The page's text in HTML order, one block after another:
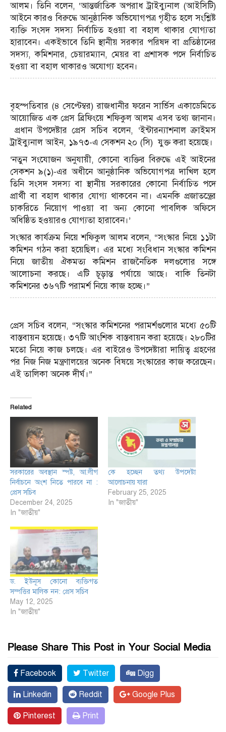
আলম। তিনি বলেন, ‘আন্তর্জাতিক অপরাধ ট্রাইব্যুনাল (আইসিটি)
আইনে কারও বিরুদ্ধে আনুষ্ঠানিক অভিযোগপত্র গৃহীত হলে সংশ্লিষ্ট
ব্যক্তি সংসদ সদস্য নির্বাচিত হওয়া বা বহাল থাকার যোগ্যতা
হারাবেন। একইভাবে তিনি স্থানীয় সরকার পরিষদ বা প্রতিষ্ঠানের
সদস্য, কমিশনার, চেয়ারম্যান, মেয়র বা প্রশাসক পদে নির্বাচিত
হওয়া বা বহাল থাকারও অযোগ্য হবেন।
বৃহস্পতিবার (৪ সেপ্টেম্বর) রাজধানীর ফরেন সার্ভিস একাডেমিতে
আয়োজিত এক প্রেস ব্রিফিংয়ে শফিকুল আলম এসব তথ্য জানান।
প্রধান উপদেষ্টার প্রেস সচিব বলেন, ‘ইন্টারন্যাশনাল ক্রাইমস
ট্রাইব্যুনাল আইন, ১৯৭৩-এ সেকশন ২০ (সি) যুক্ত করা হয়েছে।
‘নতুন সংযোজন অনুযায়ী, কোনো ব্যক্তির বিরুদ্ধে এই আইনের
সেকশন ৯(১)-এর অধীনে আনুষ্ঠানিক অভিযোগপত্র দাখিল হলে
তিনি সংসদ সদস্য বা স্থানীয় সরকারের কোনো নির্বাচিত পদে
প্রার্থী বা বহাল থাকার যোগ্য থাকবেন না। এমনকি প্রজাতন্ত্রের
চাকরিতে নিয়োগ পাওয়া বা অন্য কোনো পাবলিক অফিসে
অধিষ্ঠিত হওয়ারও যোগ্যতা হারাবেন।’
সংস্কার কার্যক্রম নিয়ে শফিকুল আলম বলেন, “সংস্কার নিয়ে ১১টা
কমিশন গঠন করা হয়েছিল। এর মধ্যে সংবিধান সংস্কার কমিশন
নিয়ে জাতীয় ঐকমত্য কমিশন রাজনৈতিক দলগুলোর সঙ্গে
আলোচনা করছে। এটি চূড়ান্ত পর্যায়ে আছে। বাকি তিনটা
কমিশনের ৩৬৭টি পরামর্শ নিয়ে কাজ হচ্ছে।”
প্রেস সচিব বলেন, “সংস্কার কমিশনের পরামর্শগুলোর মধ্যে ৫০টি
বাস্তবায়ন হয়েছে। ৩৭টি আংশিক বাস্তবায়ন করা হয়েছে। ২৮০টির
মতো নিয়ে কাজ চলছে। এর বাইরেও উপদেষ্টারা দায়িত্ব গ্রহণের
পর নিজ নিজ মন্ত্রণালয়ের অনেক বিষয়ে সংস্কারের কাজ করেছেন।
এই তালিকা অনেক দীর্ঘ।”
Related
সরকারের অবস্থান স্পষ্ট, আ.লীগ
নির্বাচনে অংশ নিতে পারবে না :
প্রেস সচিব
December 24, 2025
In "জাতীয়"
কে হচ্ছেন তথ্য উপদেষ্টা
আলোচনায় যারা
February 25, 2025
In "জাতীয়"
ড. ইউনূস কোনো ব্যক্তিগত
সম্পত্তির মালিক নন: প্রেস সচিব
May 12, 2025
In "জাতীয়"
Please Share This Post in Your Social Media
Facebook Twitter Digg
Linkedin Reddit Google Plus
Pinterest Print